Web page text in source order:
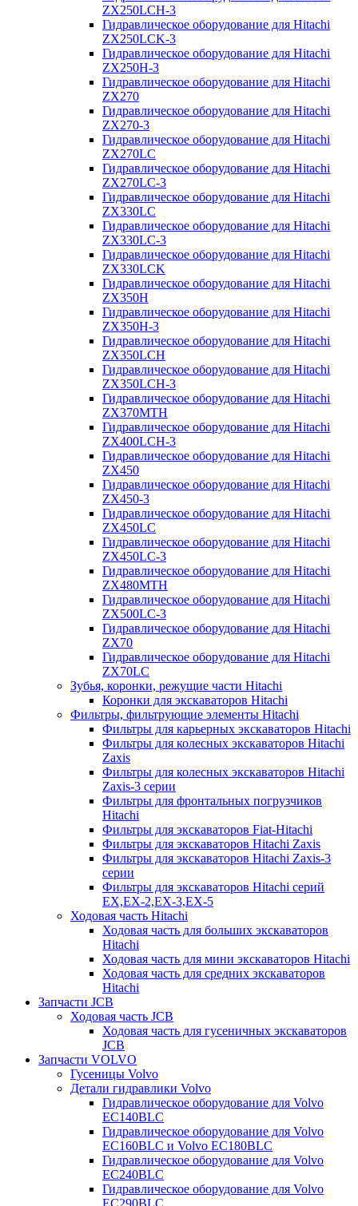
ZX250LCH-3
Гидравлическое оборудование для Hitachi
ZX250LCK-3
Гидравлическое оборудование для Hitachi
ZX250Н-3
Гидравлическое оборудование для Hitachi
ZX270
Гидравлическое оборудование для Hitachi
ZX270-3
Гидравлическое оборудование для Hitachi
ZX270LC
Гидравлическое оборудование для Hitachi
ZX270LC-3
Гидравлическое оборудование для Hitachi
ZX330LC
Гидравлическое оборудование для Hitachi
ZX330LC-3
Гидравлическое оборудование для Hitachi
ZX330LCK
Гидравлическое оборудование для Hitachi
ZX350H
Гидравлическое оборудование для Hitachi
ZX350H-3
Гидравлическое оборудование для Hitachi
ZX350LCH
Гидравлическое оборудование для Hitachi
ZX350LCH-3
Гидравлическое оборудование для Hitachi
ZX370MTH
Гидравлическое оборудование для Hitachi
ZX400LCH-3
Гидравлическое оборудование для Hitachi
ZX450
Гидравлическое оборудование для Hitachi
ZX450-3
Гидравлическое оборудование для Hitachi
ZX450LC
Гидравлическое оборудование для Hitachi
ZX450LC-3
Гидравлическое оборудование для Hitachi
ZX480MTH
Гидравлическое оборудование для Hitachi
ZX500LC-3
Гидравлическое оборудование для Hitachi
ZX70
Гидравлическое оборудование для Hitachi
ZX70LC
Зубья, коронки, режущие части Hitachi
Коронки для экскаваторов Hitachi
Фильтры, фильтрующие элементы Hitachi
Фильтры для карьерных экскаваторов Hitachi
Фильтры для колесных экскаваторов Hitachi
Zaxis
Фильтры для колесных экскаваторов Hitachi
Zaxis-3 серии
Фильтры для фронтальных погрузчиков
Hitachi
Фильтры для экскаваторов Fiat-Hitachi
Фильтры для экскаваторов Hitachi Zaxis
Фильтры для экскаваторов Hitachi Zaxis-3
серии
Фильтры для экскаваторов Hitachi серий
EX,EX-2,EX-3,EX-5
Ходовая часть Hitachi
Ходовая часть для больших экскаваторов
Hitachi
Ходовая часть для мини экскаваторов Hitachi
Ходовая часть для средних экскаваторов
Hitachi
Запчасти JCB
Ходовая часть JCB
Ходовая часть для гусеничных экскаваторов
JCB
Запчасти VOLVO
Гусеницы Volvo
Детали гидравлики Volvo
Гидравлическое оборудование для Volvo
EC140BLC
Гидравлическое оборудование для Volvo
EC160BLC и Volvo EC180BLC
Гидравлическое оборудование для Volvo
EC240BLC
Гидравлическое оборудование для Volvo
EC290BLC